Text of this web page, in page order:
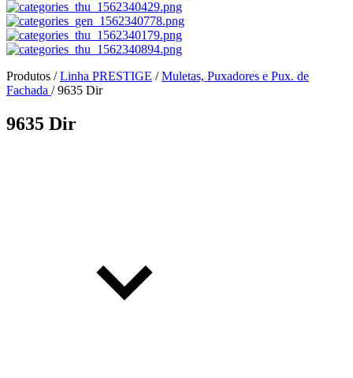
Produtos /Linha PRESTIGE /Muletas, Puxadores e Pux. de
Fachada /9635 Dir
9635 Dir